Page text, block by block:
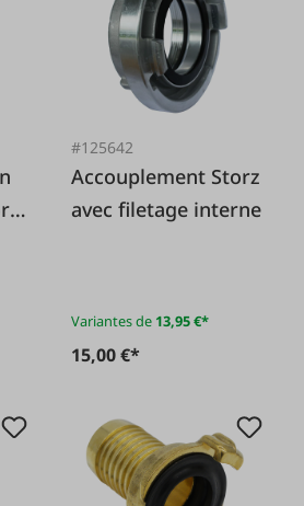
#125642
Accouplement Storz
avec filetage interne
Variantes de 13,95 €*
15,00 €*